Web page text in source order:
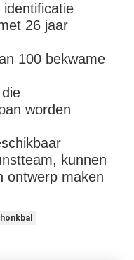
identificatie
26 jaar
100 bekwame
worden
kunnen
ontwerp maken